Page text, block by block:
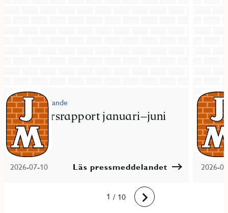
Pressmeddelande
JM delårsrapport januari–juni
2026
2026-07-10 Läs pressmeddelandet
JM
2026-
1
2
3
4
5
6
7
8
9
10 / 10 Framåt